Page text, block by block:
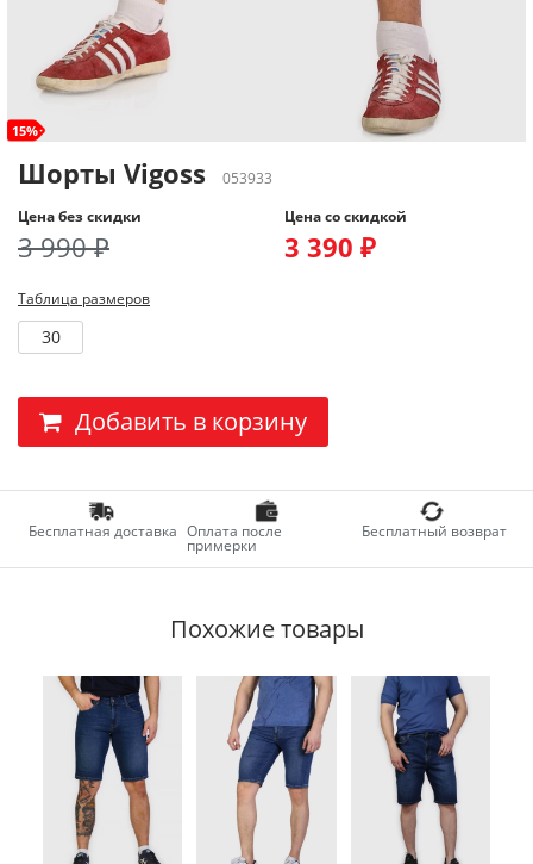
15%
Шорты Vigoss
053933
Цена без скидки
3 990 ₽
Цена со скидкой
3 390 ₽
Таблица размеров
30
Добавить в корзину
Бесплатная доставка Оплата после
примерки
Бесплатный возврат
Похожие товары